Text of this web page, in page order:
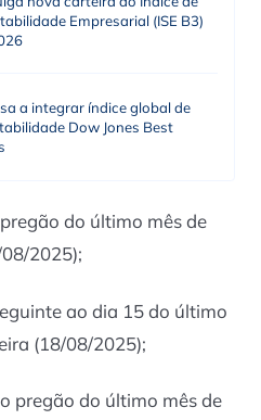
Empresarial (ISE B3)
a integrar índice global de
Dow Jones Best
do último mês de
2025);
ao dia 15 do último
(18/08/2025);
pregão do último mês de